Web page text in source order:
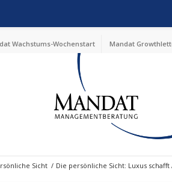
Wachstums-Wochenstart Mandat
Sicht / Die persönliche Sicht: Luxus